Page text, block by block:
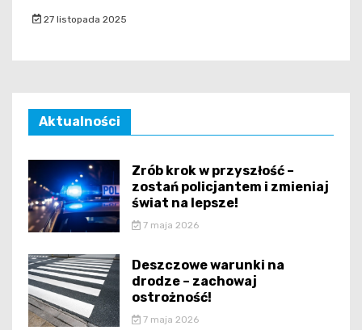
27 listopada 2025
Aktualności
Zrób krok w przyszłość –
zostań policjantem i zmieniaj
świat na lepsze!
7 maja 2026
Deszczowe warunki na
drodze – zachowaj
ostrożność!
7 maja 2026